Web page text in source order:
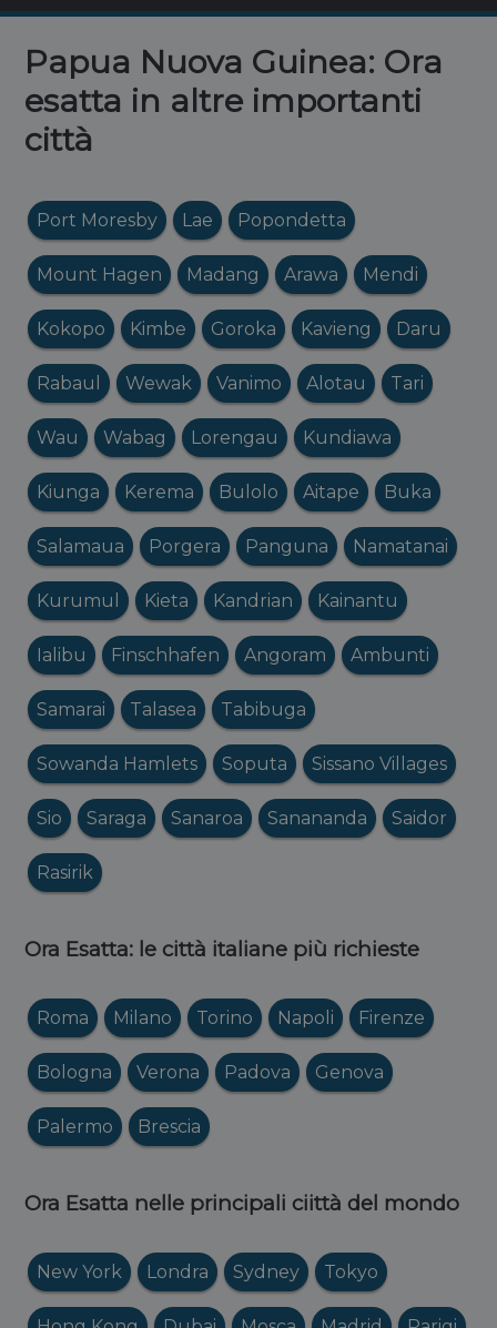
Papua Nuova Guinea: Ora
esatta in altre importanti
città
Port Moresby Lae Popondetta
Mount Hagen Madang Arawa Mendi
Kokopo Kimbe Goroka Kavieng Daru
Rabaul Wewak Vanimo Alotau Tari
Wau Wabag Lorengau Kundiawa
Kiunga Kerema Bulolo Aitape Buka
Salamaua Porgera Panguna Namatanai
Kurumul Kieta Kandrian Kainantu
Ialibu Finschhafen Angoram Ambunti
Samarai Talasea Tabibuga
Sowanda Hamlets Soputa Sissano Villages
Sio Saraga Sanaroa Sanananda Saidor
Rasirik
Ora Esatta: le città italiane più richieste
Roma Milano Torino Napoli Firenze
Bologna Verona Padova Genova
Palermo Brescia
Ora Esatta nelle principali ciittà del mondo
New York Londra Sydney Tokyo